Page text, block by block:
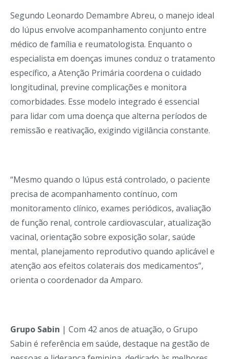
Segundo Leonardo Demambre Abreu, o manejo ideal
do lúpus envolve acompanhamento conjunto entre
médico de família e reumatologista. Enquanto o
especialista em doenças imunes conduz o tratamento
específico, a Atenção Primária coordena o cuidado
longitudinal, previne complicações e monitora
comorbidades. Esse modelo integrado é essencial
para lidar com uma doença que alterna períodos de
remissão e reativação, exigindo vigilância constante.
“Mesmo quando o lúpus está controlado, o paciente
precisa de acompanhamento contínuo, com
monitoramento clínico, exames periódicos, avaliação
de função renal, controle cardiovascular, atualização
vacinal, orientação sobre exposição solar, saúde
mental, planejamento reprodutivo quando aplicável e
atenção aos efeitos colaterais dos medicamentos”,
orienta o coordenador da Amparo.
Grupo Sabin | Com 42 anos de atuação, o Grupo
Sabin é referência em saúde, destaque na gestão de